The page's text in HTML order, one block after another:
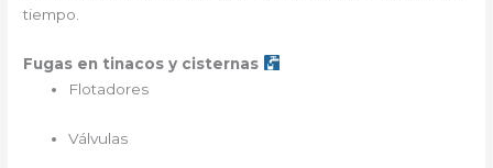
tiempo.
Fugas en tinacos y cisternas
Flotadores
Válvulas